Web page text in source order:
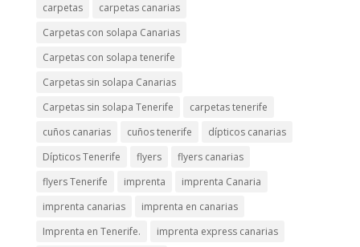
carpetas
carpetas canarias
Carpetas con solapa Canarias
Carpetas con solapa tenerife
Carpetas sin solapa Canarias
Carpetas sin solapa Tenerife
carpetas tenerife
cuños canarias
cuños tenerife
dípticos canarias
Dípticos Tenerife
flyers
flyers canarias
flyers Tenerife
imprenta
imprenta Canaria
imprenta canarias
imprenta en canarias
Imprenta en Tenerife.
imprenta express canarias